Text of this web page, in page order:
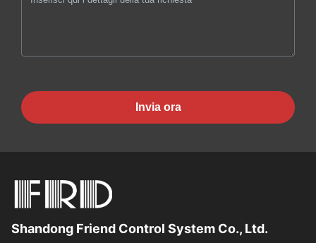
Invia ora
Shandong Friend Control System Co., Ltd.